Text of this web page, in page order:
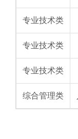
专业技术类
专业技术类
专业技术类
综合管理类